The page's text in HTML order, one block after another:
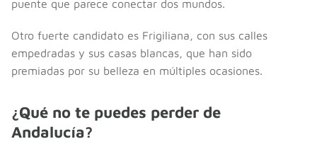
puente que parece conectar dos mundos.
Otro fuerte candidato es Frigiliana, con sus calles
empedradas y sus casas blancas, que han sido
premiadas por su belleza en múltiples ocasiones.
¿Qué no te puedes perder de
Andalucía?